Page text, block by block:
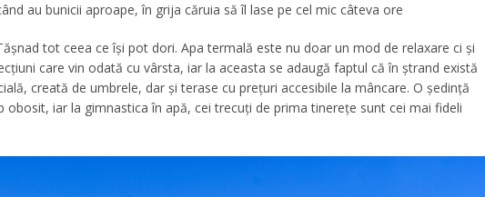
au bunicii aproape, în grija căruia să îl lase pe cel mic câteva ore
tot ceea ce își pot dori. Apa termală este nu doar un mod de relaxare ci și
care vin odată cu vârsta, iar la aceasta se adaugă faptul că în ștrand există
creată de umbrele, dar și terase cu prețuri accesibile la mâncare. O ședință
obosit, iar la gimnastica în apă, cei trecuți de prima tinerețe sunt cei mai fideli